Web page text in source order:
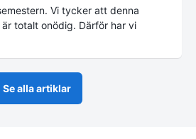
Vi tycker att denna
totalt onödig. Därför har vi
Se alla artiklar